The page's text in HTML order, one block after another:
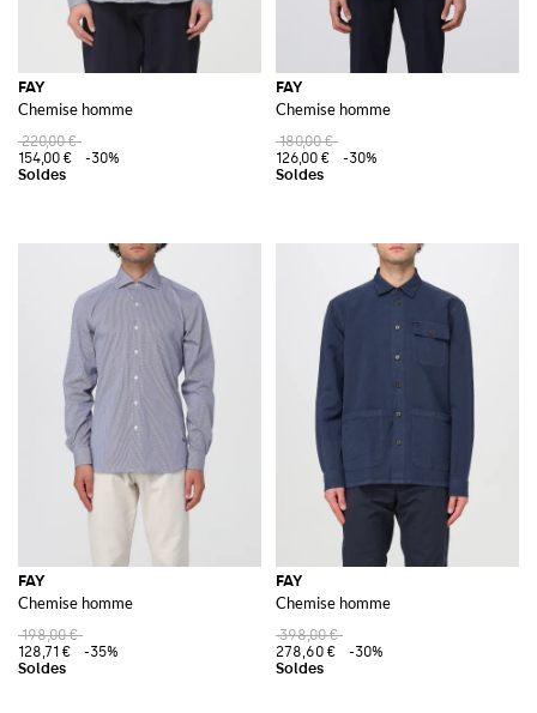
FAY
Chemise homme
220,00 €
154,00 €
-30%
FAY
Chemise homme
180,00 €
126,00 €
-30%
FAY
Chemise homme
198,00 €
128,71 €
-35%
FAY
Chemise homme
398,00 €
278,60 €
-30%